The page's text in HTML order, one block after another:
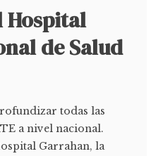
Hospital
de Salud
todas las
a nivel nacional.
Garrahan, la